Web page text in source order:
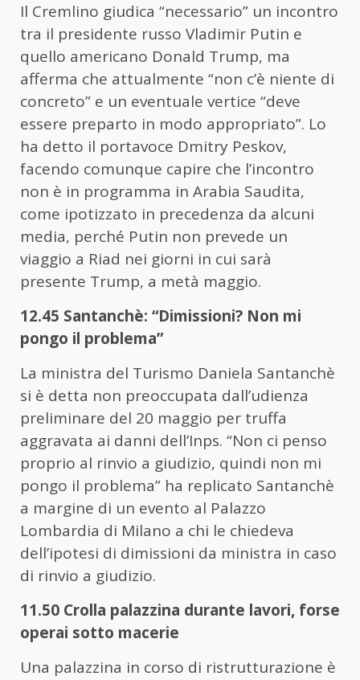
Il Cremlino giudica “necessario” un incontro
tra il presidente russo Vladimir Putin e
quello americano Donald Trump, ma
afferma che attualmente “non c’è niente di
concreto” e un eventuale vertice “deve
essere preparto in modo appropriato”. Lo
ha detto il portavoce Dmitry Peskov,
facendo comunque capire che l’incontro
non è in programma in Arabia Saudita,
come ipotizzato in precedenza da alcuni
media, perché Putin non prevede un
viaggio a Riad nei giorni in cui sarà
presente Trump, a metà maggio.
12.45 Santanchè: “Dimissioni? Non mi
pongo il problema”
La ministra del Turismo Daniela Santanchè
si è detta non preoccupata dall’udienza
preliminare del 20 maggio per truffa
aggravata ai danni dell’Inps. “Non ci penso
proprio al rinvio a giudizio, quindi non mi
pongo il problema” ha replicato Santanchè
a margine di un evento al Palazzo
Lombardia di Milano a chi le chiedeva
dell’ipotesi di dimissioni da ministra in caso
di rinvio a giudizio.
11.50 Crolla palazzina durante lavori, forse
operai sotto macerie
Una palazzina in corso di ristrutturazione è